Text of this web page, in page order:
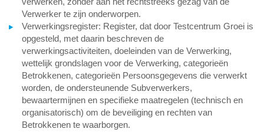
Verwerker te zijn onderworpen.
Verwerkingsregister: Register, dat door Testcentrum Groei is
opgesteld, met daarin beschreven de
verwerkingsactiviteiten, doeleinden van de Verwerking,
wettelijk grondslagen voor de Verwerking, categorieën
Betrokkenen, categorieën Persoonsgegevens die verwerkt
worden, de ondersteunende Subverwerkers,
bewaartermijnen en specifieke maatregelen (technisch en
organisatorisch) om de beveiliging en rechten van
Betrokkenen te waarborgen.